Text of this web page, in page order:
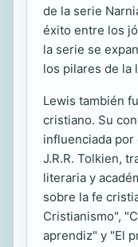
de la serie
éxito entre los
la serie se
los pilares de la
Lewis también
cristiano. Su
influenciada por
J.R.R. Tolkien,
literaria y
sobre la fe
Cristianismo",
aprendiz" y "El